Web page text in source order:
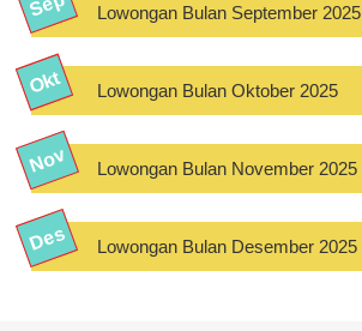
Lowongan Bulan September 2025
Lowongan Bulan Oktober 2025
Lowongan Bulan November 2025
Lowongan Bulan Desember 2025